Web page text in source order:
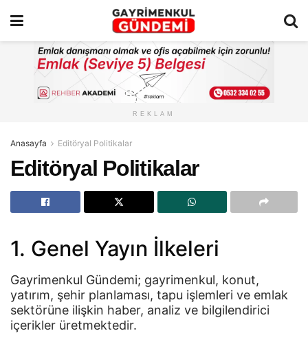
REKLAM
Anasayfa Editöryal Politikalar
Editöryal Politikalar
1. Genel Yayın İlkeleri
Gayrimenkul Gündemi; gayrimenkul, konut,
yatırım, şehir planlaması, tapu işlemleri ve emlak
sektörüne ilişkin haber, analiz ve bilgilendirici
içerikler üretmektedir.